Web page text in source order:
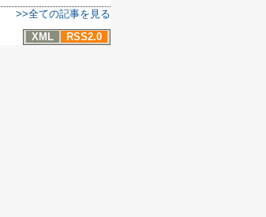
>>全ての記事を見る
XML
RSS2.0